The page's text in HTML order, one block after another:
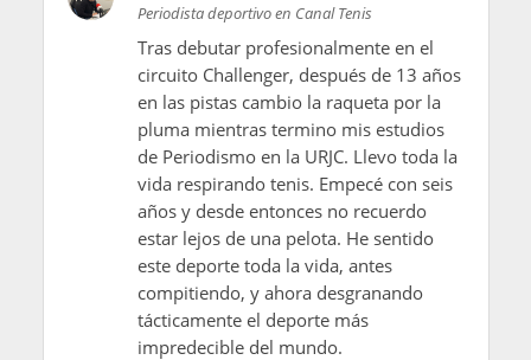
Periodista deportivo en Canal Tenis
Tras debutar profesionalmente en el
circuito Challenger, después de 13 años
en las pistas cambio la raqueta por la
pluma mientras termino mis estudios
de Periodismo en la URJC. Llevo toda la
vida respirando tenis. Empecé con seis
años y desde entonces no recuerdo
estar lejos de una pelota. He sentido
este deporte toda la vida, antes
compitiendo, y ahora desgranando
tácticamente el deporte más
impredecible del mundo.